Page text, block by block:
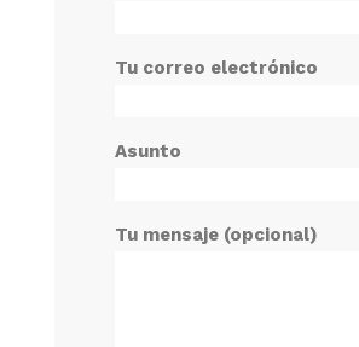
Tu correo electrónico
Asunto
Tu mensaje (opcional)